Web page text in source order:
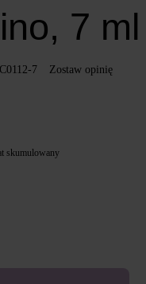
7 ml
7 Zostaw opinię
skumulowany